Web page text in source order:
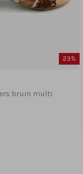
23%
bruin multi